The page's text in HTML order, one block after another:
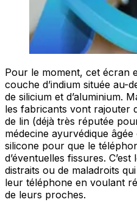
Pour le moment, cet écran
couche d’indium située au-
de silicium et d’aluminium.
les fabricants vont rajouter
de lin (déjà très réputée
médecine ayurvédique
silicone pour que le
d’éventuelles fissures.
distraits ou de maladroits
leur téléphone en voulant
de leurs proches.